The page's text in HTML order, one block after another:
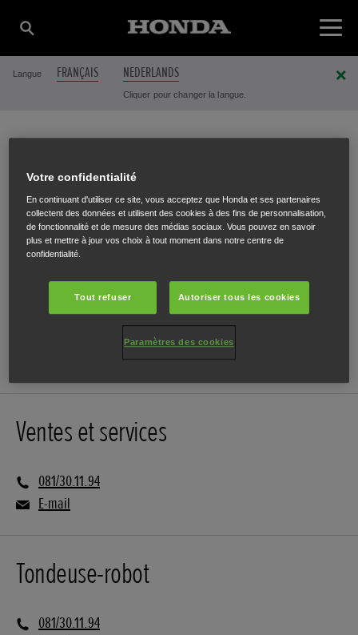
Langue FRANÇAIS NEDERLANDS
Cliquer pour changer la langue.
MAISON GILLES SA
Chaussée de Marche 182-186,Jambes (Namur),5100
Ventes et services
081/30.11.94
E-mail
Tondeuse-robot
081/30.11.94
Votre confidentialité
En continuant d'utiliser ce site, vous acceptez que Honda et ses partenaires
collectent des données et utilisent des cookies à des fins de personnalisation,
de fonctionnalité et de mesure des médias sociaux. Vous pouvez en savoir
plus et mettre à jour vos choix à tout moment dans notre centre de
confidentialité.
Tout refuser Autoriser tous les cookies
Paramètres des cookies